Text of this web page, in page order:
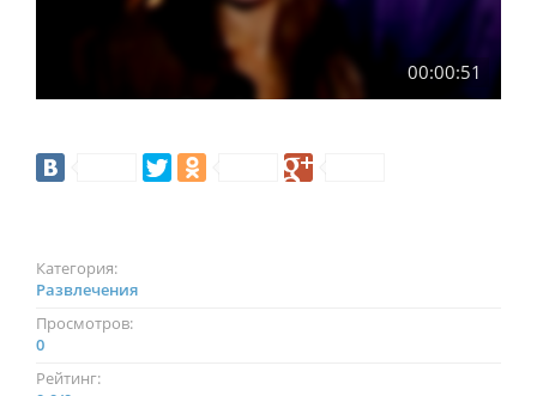
00:00:51
Категория:
Развлечения
Просмотров:
0
Рейтинг: